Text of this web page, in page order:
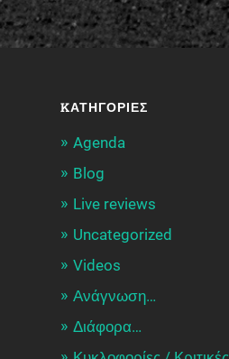
KΑΤΗΓΟΡΊΕΣ
Agenda
Blog
Live reviews
Uncategorized
Videos
Ανάγνωση…
Διάφορα…